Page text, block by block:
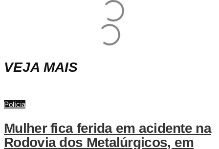
VEJA MAIS
Polícia
Mulher fica ferida em acidente na
Rodovia dos Metalúrgicos, em